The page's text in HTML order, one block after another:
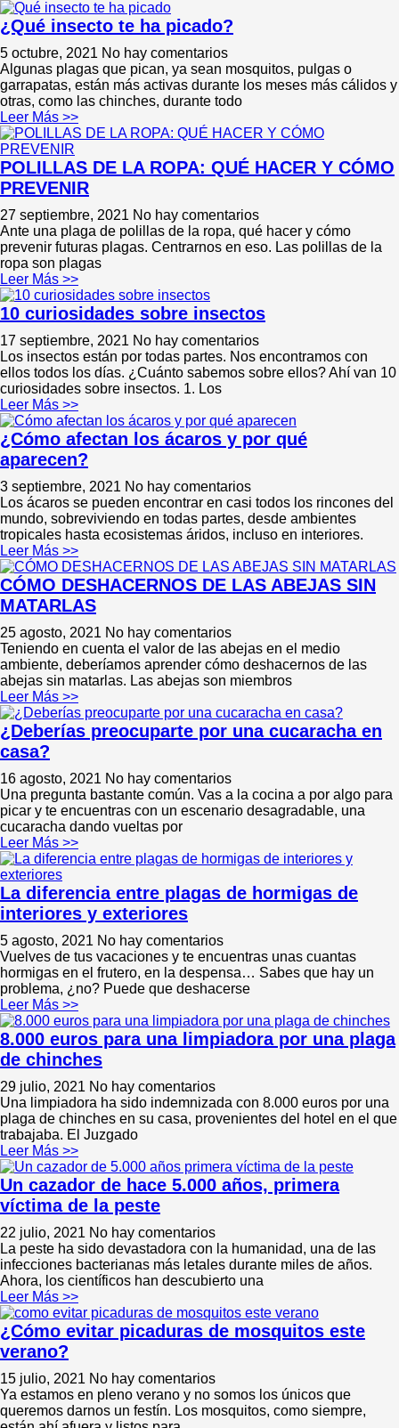
¿Qué insecto te ha picado?
5 octubre, 2021 No hay comentarios
Algunas plagas que pican, ya sean mosquitos, pulgas o
garrapatas, están más activas durante los meses más cálidos y
otras, como las chinches, durante todo
Leer Más >>
POLILLAS DE LA ROPA: QUÉ HACER Y CÓMO
PREVENIR
27 septiembre, 2021 No hay comentarios
Ante una plaga de polillas de la ropa, qué hacer y cómo
prevenir futuras plagas. Centrarnos en eso. Las polillas de la
ropa son plagas
Leer Más >>
10 curiosidades sobre insectos
17 septiembre, 2021 No hay comentarios
Los insectos están por todas partes. Nos encontramos con
ellos todos los días. ¿Cuánto sabemos sobre ellos? Ahí van 10
curiosidades sobre insectos. 1. Los
Leer Más >>
¿Cómo afectan los ácaros y por qué
aparecen?
3 septiembre, 2021 No hay comentarios
Los ácaros se pueden encontrar en casi todos los rincones del
mundo, sobreviviendo en todas partes, desde ambientes
tropicales hasta ecosistemas áridos, incluso en interiores.
Leer Más >>
CÓMO DESHACERNOS DE LAS ABEJAS SIN
MATARLAS
25 agosto, 2021 No hay comentarios
Teniendo en cuenta el valor de las abejas en el medio
ambiente, deberíamos aprender cómo deshacernos de las
abejas sin matarlas. Las abejas son miembros
Leer Más >>
¿Deberías preocuparte por una cucaracha en
casa?
16 agosto, 2021 No hay comentarios
Una pregunta bastante común. Vas a la cocina a por algo para
picar y te encuentras con un escenario desagradable, una
cucaracha dando vueltas por
Leer Más >>
La diferencia entre plagas de hormigas de
interiores y exteriores
5 agosto, 2021 No hay comentarios
Vuelves de tus vacaciones y te encuentras unas cuantas
hormigas en el frutero, en la despensa… Sabes que hay un
problema, ¿no? Puede que deshacerse
Leer Más >>
8.000 euros para una limpiadora por una plaga
de chinches
29 julio, 2021 No hay comentarios
Una limpiadora ha sido indemnizada con 8.000 euros por una
plaga de chinches en su casa, provenientes del hotel en el que
trabajaba. El Juzgado
Leer Más >>
Un cazador de hace 5.000 años, primera
víctima de la peste
22 julio, 2021 No hay comentarios
La peste ha sido devastadora con la humanidad, una de las
infecciones bacterianas más letales durante miles de años.
Ahora, los científicos han descubierto una
Leer Más >>
¿Cómo evitar picaduras de mosquitos este
verano?
15 julio, 2021 No hay comentarios
Ya estamos en pleno verano y no somos los únicos que
queremos darnos un festín. Los mosquitos, como siempre,